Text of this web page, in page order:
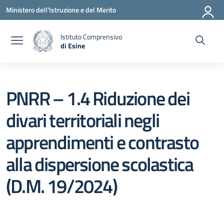
Vai ai contenuti
Vai al menu di navigazione
Vai al footer
Ministero dell'Istruzione e del Merito
Istituto Comprensivo
di Esine
PNRR – 1.4 Riduzione dei
divari territoriali negli
apprendimenti e contrasto
alla dispersione scolastica
(D.M. 19/2024)